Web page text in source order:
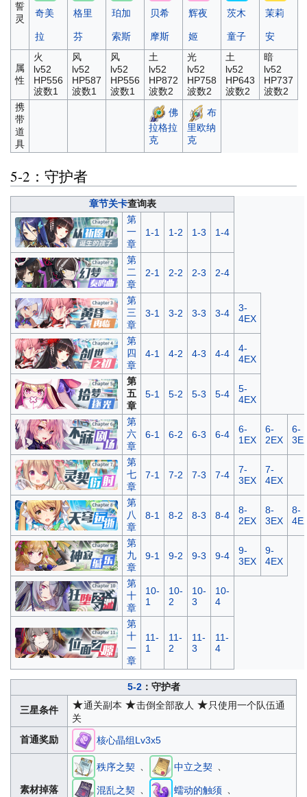
誓
灵
奇美
拉
格里
芬
珀加
索斯
贝希
摩斯
辉夜
姬
茨木
童子
茉莉
安
属
性
火
lv52
HP556
波数1
风
lv52
HP587
波数1
风
lv52
HP556
波数1
土
lv52
HP872
波数2
光
lv52
HP758
波数2
土
lv52
HP643
波数2
暗
lv52
HP737
波数2
携
带
道
具
佛
拉格拉
克
布
里欧纳
克
5-2：守护者
章节关卡查询表
第
一
章
1-1 1-2 1-3 1-4
第
二
章
2-1 2-2 2-3 2-4
第
三
章
3-1 3-2 3-3 3-4
3-
4EX
第
四
章
4-1 4-2 4-3 4-4
4-
4EX
第
五
章
5-1 5-2 5-3 5-4
5-
4EX
第
六
章
6-1 6-2 6-3 6-4
6-
1EX
6-
2EX
6-
第
七
章
7-1 7-2 7-3 7-4
7-
3EX
7-
4EX
第
八
章
8-1 8-2 8-3 8-4
8-
2EX
8-
3EX
8-
第
九
章
9-1 9-2 9-3 9-4
9-
3EX
9-
4EX
第
十
章
10-
1
10-
2
10-
3
10-
4
第
十
一
章
11-
1
11-
2
11-
3
11-
4
5-2：守护者
三星条件 ★通关副本 ★击倒全部敌人 ★只使用一个队伍通
关
首通奖励
核心晶组Lv3x5
素材掉落
秩序之契 中立之契
混乱之契 蠕动的触须